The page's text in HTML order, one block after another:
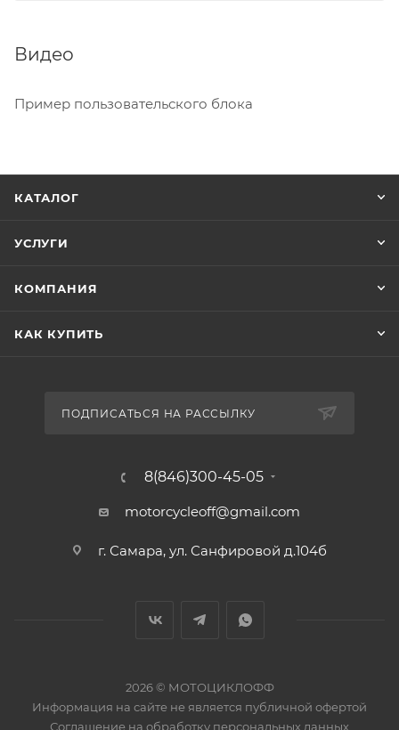
Видео
Пример пользовательского блока
КАТАЛОГ
УСЛУГИ
КОМПАНИЯ
КАК КУПИТЬ
ПОДПИСАТЬСЯ НА РАССЫЛКУ
8(846)300-45-05
motorcycleoff@gmail.com
г. Самара, ул. Санфировой д.104б
2026 © МОТОЦИКЛОФФ
Информация на сайте не является публичной офертой
Соглашение на обработку персональных данных